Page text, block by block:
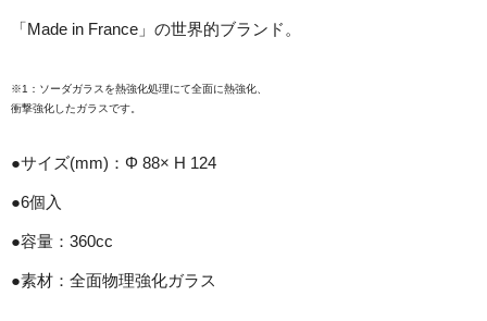
「Made in France」の世界的ブランド。
※1：ソーダガラスを熱強化処理にて全面に熱強化、
衝撃強化したガラスです。
●サイズ(mm)：Φ 88× H 124
●6個入
●容量：360cc
●素材：全面物理強化ガラス